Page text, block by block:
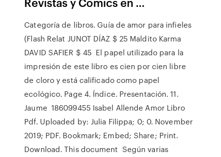
Categoría de libros. Guía de amor para infieles
(Flash Relat JUNOT DÍAZ $ 25 Maldito Karma
DAVID SAFIER $ 45 El papel utilizado para la
impresión de este libro es cien por cien libre
de cloro y está calificado como papel
ecológico. Page 4. Índice. Presentación. 11.
Jaume 186099455 Isabel Allende Amor Libro
Pdf. Uploaded by: Julia Filippa; 0; 0. November
2019; PDF. Bookmark; Embed; Share; Print.
Download. This document Según varias